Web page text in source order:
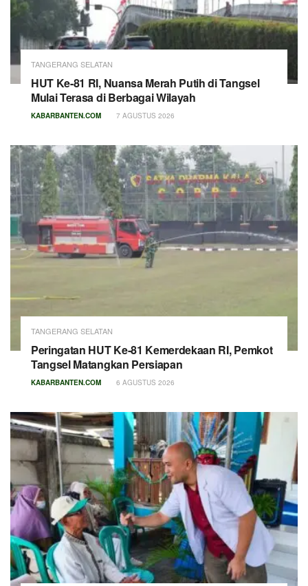
TANGERANG SELATAN
HUT Ke-81 RI, Nuansa Merah Putih di Tangsel
Mulai Terasa di Berbagai Wilayah
KABARBANTEN.COM 7 AGUSTUS 2026
TANGERANG SELATAN
Peringatan HUT Ke-81 Kemerdekaan RI, Pemkot
Tangsel Matangkan Persiapan
KABARBANTEN.COM 6 AGUSTUS 2026